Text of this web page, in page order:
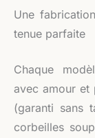
Une
tenue parfaite
Chaque
avec amour
(garanti sans
corbeilles